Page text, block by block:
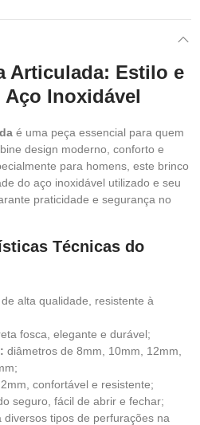
Articulada: Estilo e
Inoxidável
é uma peça essencial para quem
design moderno, conforto e
para homens, este brinco
do aço inoxidável utilizado e seu
praticidade e segurança no
Técnicas do
alta qualidade, resistente à
fosca, elegante e durável;
diâmetros de 8mm, 10mm, 12mm,
confortável e resistente;
seguro, fácil de abrir e fechar;
diversos tipos de perfurações na